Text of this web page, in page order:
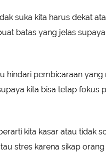
suka kita harus dekat
batas yang jelas
hindari pembicaraan
kita bisa tetap fokus
kita kasar atau tidak
stres karena sikap